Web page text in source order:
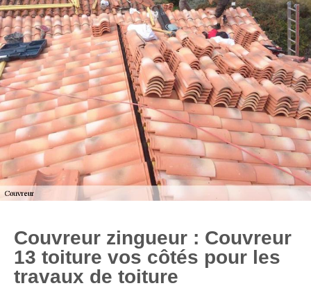
Couvreur zingueur : Couvreur
13 toiture vos côtés pour les
travaux de toiture